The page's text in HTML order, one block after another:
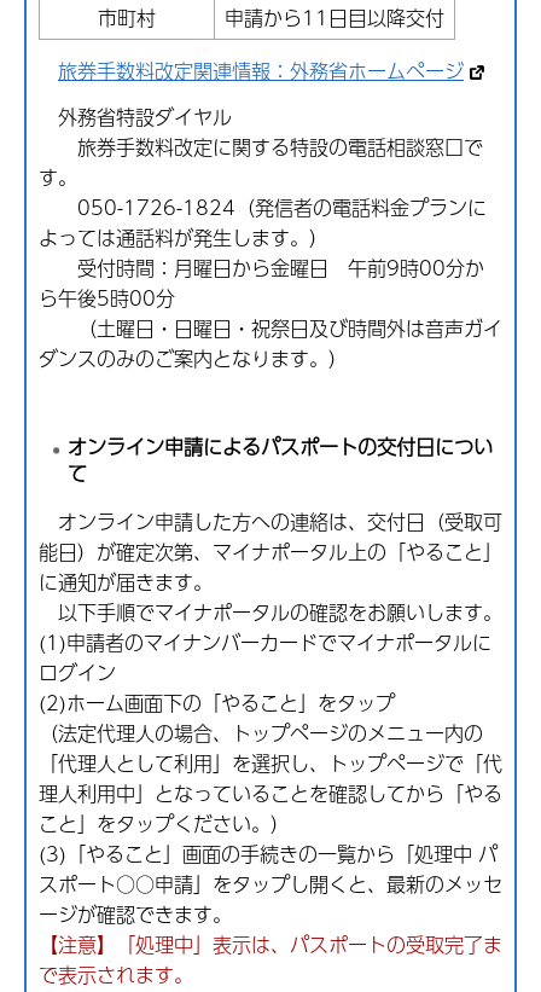
市町村
申請から11日目以降交付
旅券手数料改定関連情報：外務省ホームページ
外務省特設ダイヤル
旅券手数料改定に関する特設の電話相談窓口で
す。
050-1726-1824（発信者の電話料金プランに
よっては通話料が発生します。）
受付時間：月曜日から金曜日 午前9時00分か
ら午後5時00分
（土曜日・日曜日・祝祭日及び時間外は音声ガイ
ダンスのみのご案内となります。）
オンライン申請によるパスポートの交付日につい
て
オンライン申請した方への連絡は、交付日（受取可
能日）が確定次第、マイナポータル上の「やること」
に通知が届きます。
以下手順でマイナポータルの確認をお願いします。
(1)申請者のマイナンバーカードでマイナポータルに
ログイン
(2)ホーム画面下の「やること」をタップ
（法定代理人の場合、トップページのメニュー内の
「代理人として利用」を選択し、トップページで「代
理人利用中」となっていることを確認してから「やる
こと」をタップください。）
(3)「やること」画面の手続きの一覧から「処理中 パ
スポート○○申請」をタップし開くと、最新のメッセ
ージが確認できます。
【注意】「処理中」表示は、パスポートの受取完了ま
で表示されます。